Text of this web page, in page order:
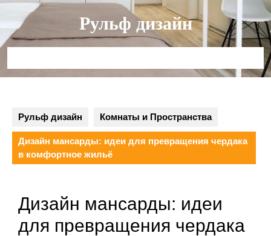
Перейти
содержимому
Рульф дизайн
Рульф дизайн Комнаты и Пространства
Дизайн мансарды: идеи для превращения чердака
в комфортное жильё
Дизайн мансарды: идеи
для превращения чердака